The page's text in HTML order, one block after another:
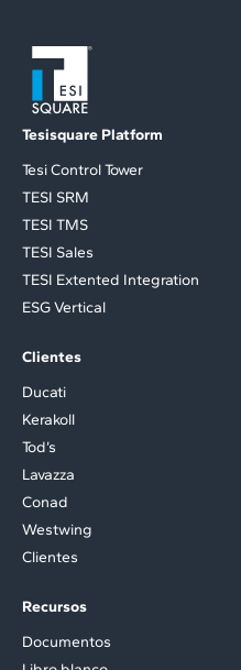
Tesisquare Platform
Tesi Control Tower
TESI SRM
TESI TMS
TESI Sales
TESI Extented Integration
ESG Vertical
Clientes
Ducati
Kerakoll
Tod’s
Lavazza
Conad
Westwing
Clientes
Recursos
Documentos